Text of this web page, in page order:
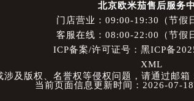
北京欧米茄售后服务
门店营业：09:00-19:30（节假
客服在线：08:00-22:00（节假
ICP备案/许可证号：黑ICP备
XML
及版权、名誉权等侵权问题，请通过邮
当前页面信息更新时间：2026-07-